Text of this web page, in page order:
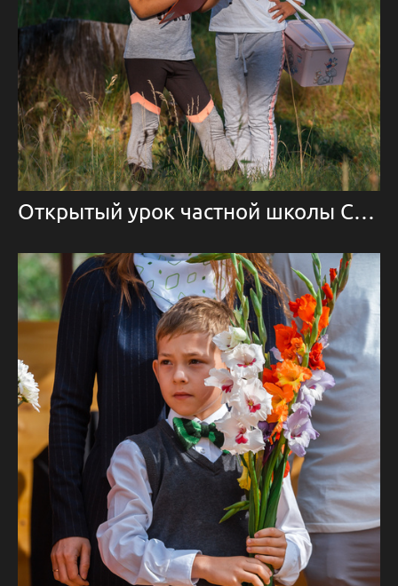
Открытый урок частной школы Clever One